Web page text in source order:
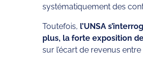
systématiquement des
Toutefois, l’UNSA
plus, la forte exposition
sur l’écart de revenus